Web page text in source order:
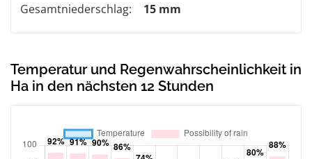
Gesamtniederschlag:
15 mm
Temperatur und Regenwahrscheinlichkeit in
Ha in den nächsten 12 Stunden